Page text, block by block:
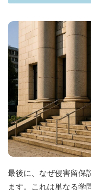
最後に、なぜ侵害留保
ます。これは単なる学